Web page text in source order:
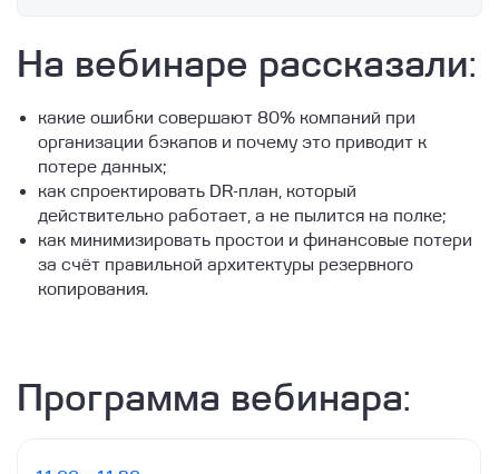
На вебинаре рассказали:
какие ошибки совершают 80% компаний при
организации бэкапов и почему это приводит к
потере данных;
как спроектировать DR-план, который
действительно работает, а не пылится на полке;
как минимизировать простои и финансовые потери
за счёт правильной архитектуры резервного
копирования.
Программа вебинара: